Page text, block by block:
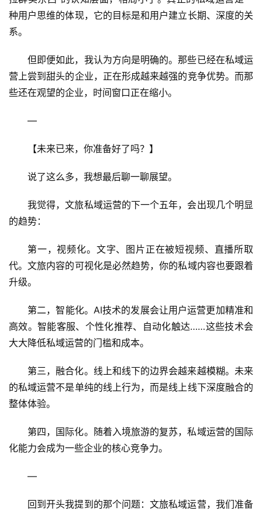
种用户思维的体现，它的目标是和用户建立长期、深度的关
系。
但即便如此，我认为方向是明确的。那些已经在私域运
营上尝到甜头的企业，正在形成越来越强的竞争优势。而那
些还在观望的企业，时间窗口正在缩小。
—
【未来已来，你准备好了吗？】
说了这么多，我想最后聊一聊展望。
我觉得，文旅私域运营的下一个五年，会出现几个明显
的趋势：
第一，视频化。文字、图片正在被短视频、直播所取
代。文旅内容的可视化是必然趋势，你的私域内容也要跟着
升级。
第二，智能化。AI技术的发展会让用户运营更加精准和
高效。智能客服、个性化推荐、自动化触达……这些技术会
大大降低私域运营的门槛和成本。
第三，融合化。线上和线下的边界会越来越模糊。未来
的私域运营不是单纯的线上行为，而是线上线下深度融合的
整体体验。
第四，国际化。随着入境旅游的复苏，私域运营的国际
化能力会成为一些企业的核心竞争力。
—
回到开头我提到的那个问题：文旅私域运营，我们准备